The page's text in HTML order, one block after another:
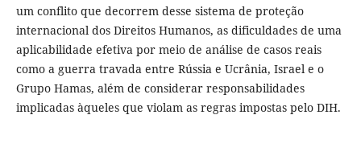
um conflito que decorrem desse sistema de proteção
internacional dos Direitos Humanos, as dificuldades de uma
aplicabilidade efetiva por meio de análise de casos reais
como a guerra travada entre Rússia e Ucrânia, Israel e o
Grupo Hamas, além de considerar responsabilidades
implicadas àqueles que violam as regras impostas pelo DIH.